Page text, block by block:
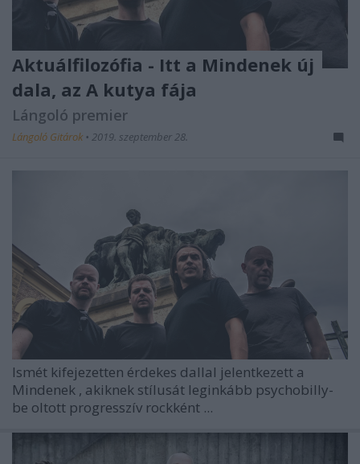
Aktuálfilozófia - Itt a Mindenek új
dala, az A kutya fája
Lángoló premier
Lángoló Gitárok • 2019. szeptember 28.
Ismét kifejezetten érdekes dallal jelentkezett a
Mindenek , akiknek stílusát leginkább psychobilly-
be oltott progresszív rockként ...